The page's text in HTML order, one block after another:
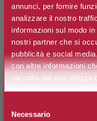
annunci, per fornire
analizzare il nostro
informazioni sul modo
nostri partner che si
pubblicità e social
con altre informazioni
raccolto dal suo utilizzo
nostri cookie se
delNecessario